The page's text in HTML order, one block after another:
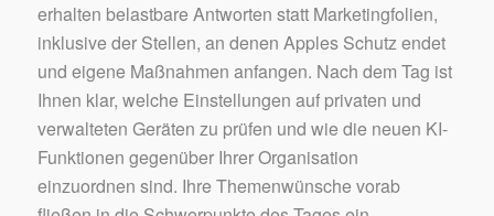
erhalten belastbare Antworten statt Marketingfolien,
inklusive der Stellen, an denen Apples Schutz endet
und eigene Maßnahmen anfangen. Nach dem Tag ist
Ihnen klar, welche Einstellungen auf privaten und
verwalteten Geräten zu prüfen und wie die neuen KI-
Funktionen gegenüber Ihrer Organisation
einzuordnen sind. Ihre Themenwünsche vorab